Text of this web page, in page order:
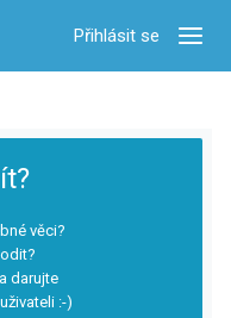
Přihlásit se
věci?
darujte
:-)